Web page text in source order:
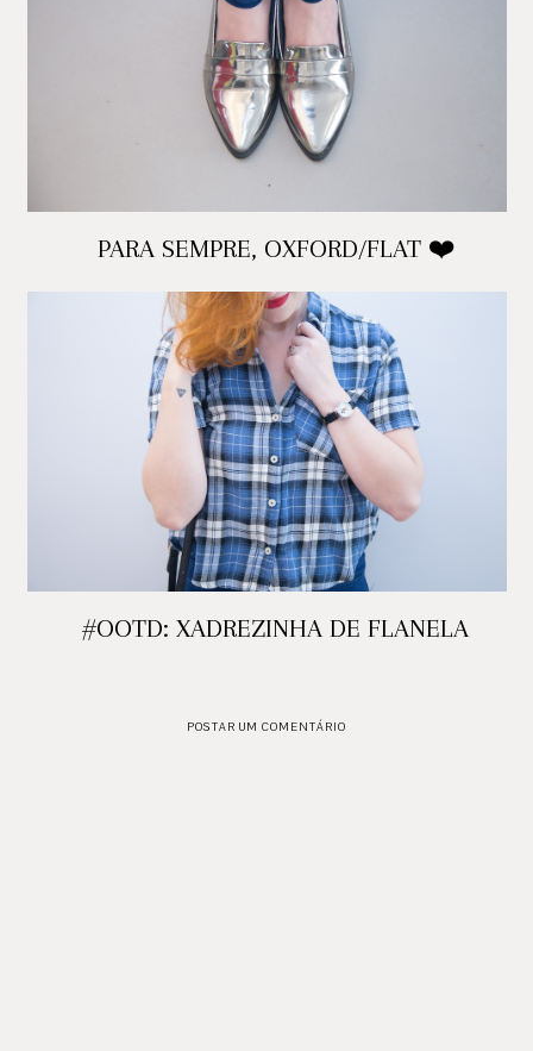
PARA SEMPRE, OXFORD/FLAT ❤️
#OOTD: XADREZINHA DE FLANELA
POSTAR UM COMENTÁRIO